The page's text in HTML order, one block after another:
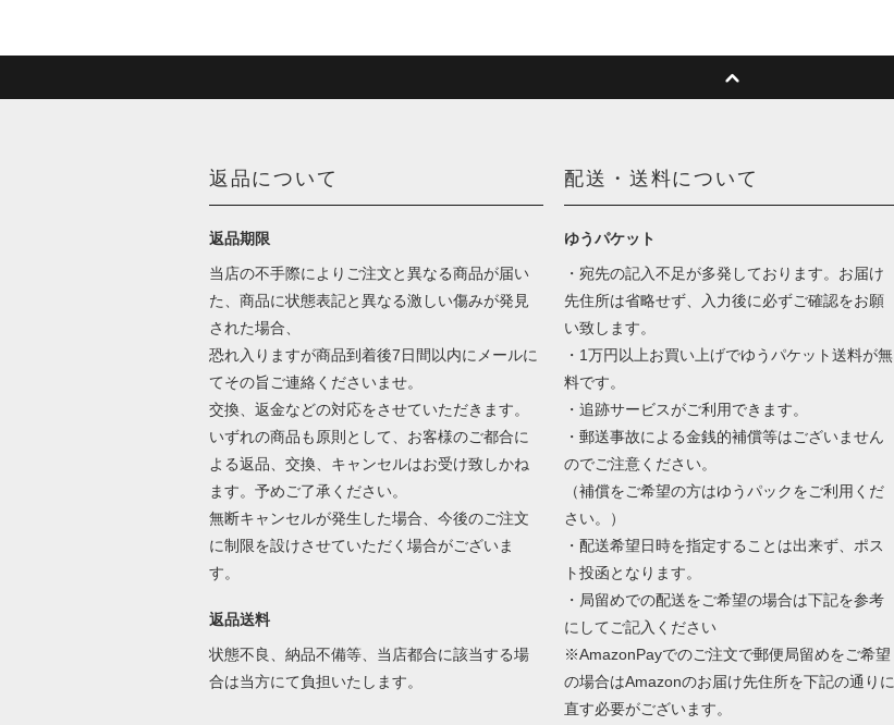
返品について
返品期限
当店の不手際によりご注文と異なる商品が届い
た、商品に状態表記と異なる激しい傷みが発見
された場合、
恐れ入りますが商品到着後7日間以内にメールに
てその旨ご連絡くださいませ。
交換、返金などの対応をさせていただきます。
いずれの商品も原則として、お客様のご都合に
よる返品、交換、キャンセルはお受け致しかね
ます。予めご了承ください。
無断キャンセルが発生した場合、今後のご注文
に制限を設けさせていただく場合がございま
す。
返品送料
状態不良、納品不備等、当店都合に該当する場
合は当方にて負担いたします。
配送・送料について
ゆうパケット
・宛先の記入不足が多発しております。お届け
先住所は省略せず、入力後に必ずご確認をお願
い致します。
・1万円以上お買い上げでゆうパケット送料が無
料です。
・追跡サービスがご利用できます。
・郵送事故による金銭的補償等はございません
のでご注意ください。
（補償をご希望の方はゆうパックをご利用くだ
さい。）
・配送希望日時を指定することは出来ず、ポス
ト投函となります。
・局留めでの配送をご希望の場合は下記を参考
にしてご記入ください
※AmazonPayでのご注文で郵便局留めをご希望
の場合はAmazonのお届け先住所を下記の通りに
直す必要がございます。